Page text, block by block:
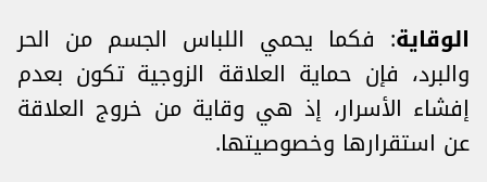
الوقاية: فكما يحمي اللباس الجسم من الحر
والبرد، فإن حماية العلاقة الزوجية تكون بعدم
إفشاء الأسرار، إذ هي وقاية من خروج العلاقة
عن استقرارها وخصوصيتها.